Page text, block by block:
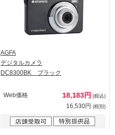
AGFA
デジタルカメラ
DC8300BK ブラック
Web価格 18,183円 (税込)
16,530円 (税別)